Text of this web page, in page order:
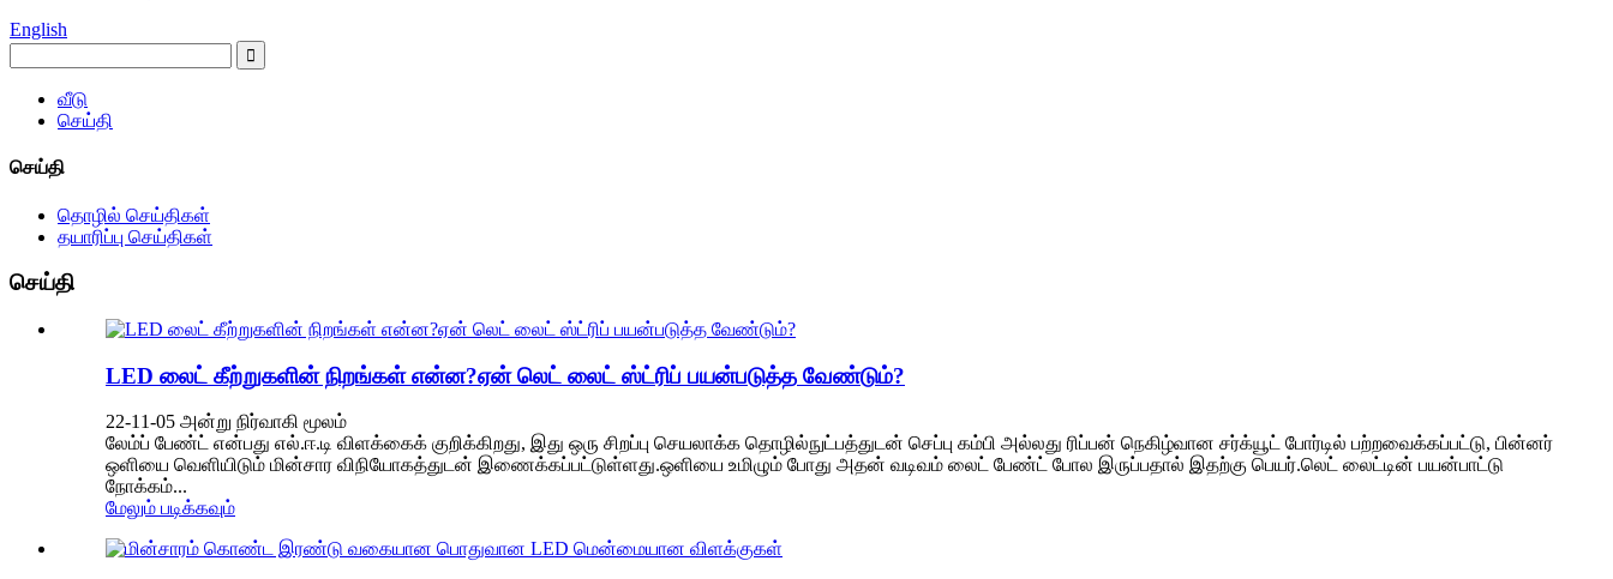
English
வீடு
செய்தி
செய்தி
தொழில் செய்திகள்
தயாரிப்பு செய்திகள்
செய்தி
LED லைட் கீற்றுகளின் நிறங்கள் என்ன?ஏன் லெட் லைட் ஸ்ட்ரிப் பயன்படுத்த வேண்டும்?
22-11-05 அன்று நிர்வாகி மூலம்
லேம்ப் பேண்ட் என்பது எல்.ஈ.டி விளக்கைக் குறிக்கிறது, இது ஒரு சிறப்பு செயலாக்க தொழில்நுட்பத்துடன் செப்பு கம்பி அல்லது ரிப்பன் நெகிழ்வான சர்க்யூட் போர்டில் பற்றவைக்கப்பட்டு, பின்னர்
ஒளியை வெளியிடும் மின்சார விநியோகத்துடன் இணைக்கப்பட்டுள்ளது.ஒளியை உமிழும் போது அதன் வடிவம் லைட் பேண்ட் போல இருப்பதால் இதற்கு பெயர்.லெட் லைட்டின் பயன்பாட்டு
நோக்கம்...
மேலும் படிக்கவும்